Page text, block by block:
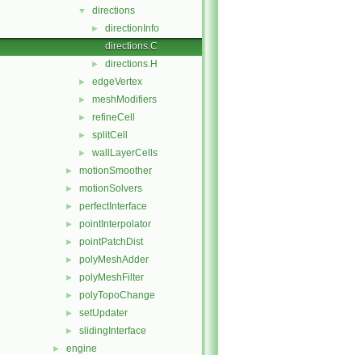
▼ directions
►
directionInfo
directions.C
► directions.H
► edgeVertex
► meshModifiers
► refineCell
► splitCell
► wallLayerCells
► motionSmoother
► motionSolvers
► perfectInterface
► pointInterpolator
► pointPatchDist
► polyMeshAdder
► polyMeshFilter
► polyTopoChange
► setUpdater
► slidingInterface
► engine